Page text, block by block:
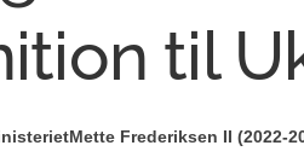
til
Mette Frederiksen II (2022-